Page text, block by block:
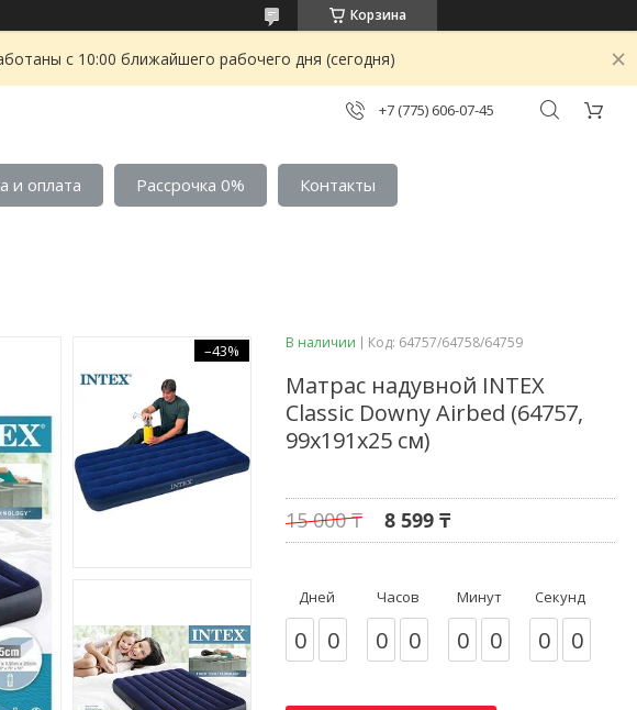
Корзина
с 10:00 ближайшего рабочего дня (сегодня)
+7 (775) 606-07-45
и оплата Рассрочка 0%
Контакты
–43% В наличии Код: 64757/64758/64759
Матрас надувной INTEX
Classic Downy Airbed (64757,
99х191х25 см)
15 000 ₸ 8 599 ₸
Дней
0 0
Часов
0 0
Минут
0 0
Секунд
0 0